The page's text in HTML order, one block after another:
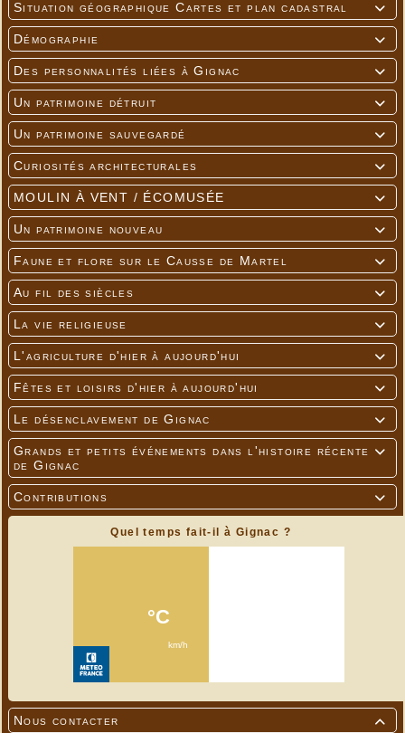

Situation géographique Cartes et plan cadastral

Démographie

Des personnalités liées à Gignac

Un patrimoine détruit

Un patrimoine sauvegardé

Curiosités architecturales

MOULIN À VENT / ÉCOMUSÉE

Un patrimoine nouveau

Faune et flore sur le Causse de Martel

Au fil des siècles

La vie religieuse

L'agriculture d'hier à aujourd'hui

Fêtes et loisirs d'hier à aujourd'hui

Le désenclavement de Gignac

Grands et petits événements dans l'histoire récente
de Gignac

Contributions
Quel temps fait-il à Gignac ?

Nous contacter